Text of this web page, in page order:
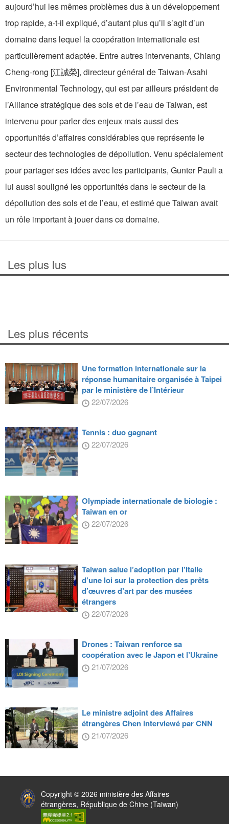
aujourd’hui les mêmes problèmes dus à un développement
trop rapide, a-t-il expliqué, d’autant plus qu’il s’agit d’un
domaine dans lequel la coopération internationale est
particulièrement adaptée. Entre autres intervenants, Chiang
Cheng-rong [江誠榮], directeur général de Taiwan-Asahi
Environmental Technology, qui est par ailleurs président de
l’Alliance stratégique des sols et de l’eau de Taiwan, est
intervenu pour parler des enjeux mais aussi des
opportunités d’affaires considérables que représente le
secteur des technologies de dépollution. Venu spécialement
pour partager ses idées avec les participants, Gunter Pauli a
lui aussi souligné les opportunités dans le secteur de la
dépollution des sols et de l’eau, et estimé que Taiwan avait
un rôle important à jouer dans ce domaine.
Les plus lus
Les plus récents
Une formation internationale sur la
réponse humanitaire organisée à Taipei
par le ministère de l’Intérieur
22/07/2026
Tennis : duo gagnant
22/07/2026
Olympiade internationale de biologie :
Taiwan en or
22/07/2026
Taiwan salue l’adoption par l’Italie
d’une loi sur la protection des prêts
d’œuvres d’art par des musées
étrangers
22/07/2026
Drones : Taiwan renforce sa
coopération avec le Japon et l’Ukraine
21/07/2026
Le ministre adjoint des Affaires
étrangères Chen interviewé par CNN
21/07/2026
Copyright © 2026 ministère des Affaires
étrangères, République de Chine (Taiwan)